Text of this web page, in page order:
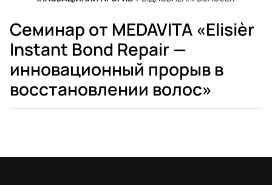
Семинар от MEDAVITA «Elisièr
Instant Bond Repair —
инновационный прорыв в
восстановлении волос»